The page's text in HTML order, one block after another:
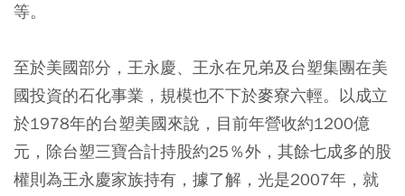
等。
至於美國部分，王永慶、王永在兄弟及台塑集團在美
國投資的石化事業，規模也不下於麥寮六輕。以成立
於1978年的台塑美國來說，目前年營收約1200億
元，除台塑三寶合計持股約25％外，其餘七成多的股
權則為王永慶家族持有，據了解，光是2007年，就